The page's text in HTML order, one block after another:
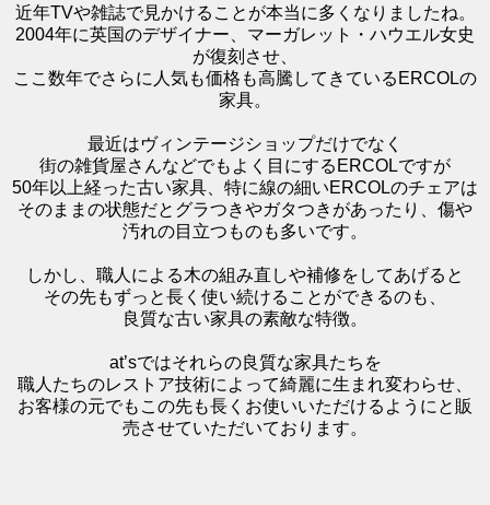
近年TVや雑誌で見かけることが本当に多くなりましたね。
2004年に英国のデザイナー、マーガレット・ハウエル女史
が復刻させ、
ここ数年でさらに人気も価格も高騰してきているERCOLの
家具。
最近はヴィンテージショップだけでなく
街の雑貨屋さんなどでもよく目にするERCOLですが
50年以上経った古い家具、特に線の細いERCOLのチェアは
そのままの状態だとグラつきやガタつきがあったり、傷や
汚れの目立つものも多いです。
しかし、職人による木の組み直しや補修をしてあげると
その先もずっと長く使い続けることができるのも、
良質な古い家具の素敵な特徴。
at’sではそれらの良質な家具たちを
職人たちのレストア技術によって綺麗に生まれ変わらせ、
お客様の元でもこの先も長くお使いいただけるようにと販
売させていただいております。